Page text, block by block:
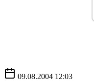
09.08.2004 12:03